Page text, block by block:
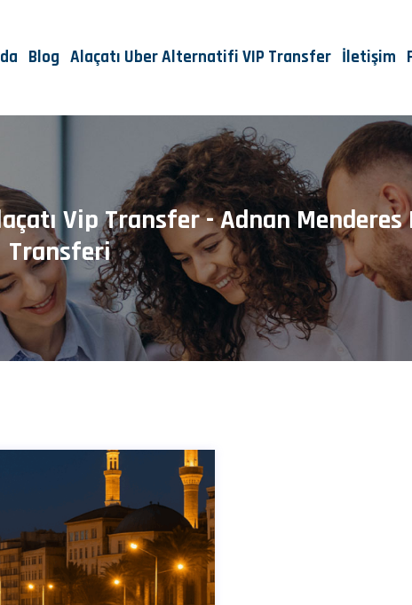
Blog Alaçatı Uber Alternatifi VIP Transfer İletişim
Vip Transfer - Adnan Menderes
Transferi